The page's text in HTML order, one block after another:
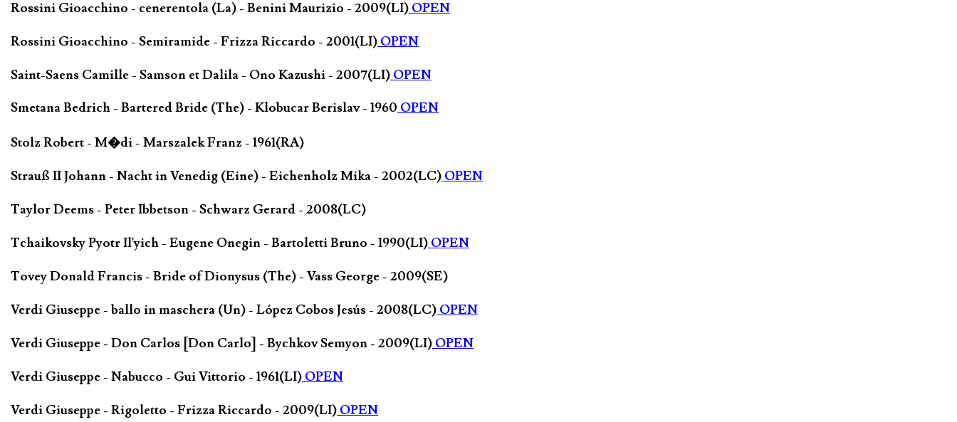
Rossini Gioacchino - cenerentola (La) - Benini Maurizio - 2009(LI) OPEN
Rossini Gioacchino - Semiramide - Frizza Riccardo - 2001(LI) OPEN
Saint-Saens Camille - Samson et Dalila - Ono Kazushi - 2007(LI) OPEN
Smetana Bedrich - Bartered Bride (The) - Klobucar Berislav - 1960 OPEN
Stolz Robert - M�di - Marszalek Franz - 1961(RA)
Strauß II Johann - Nacht in Venedig (Eine) - Eichenholz Mika - 2002(LC) OPEN
Taylor Deems - Peter Ibbetson - Schwarz Gerard - 2008(LC)
Tchaikovsky Pyotr Il'yich - Eugene Onegin - Bartoletti Bruno - 1990(LI) OPEN
Tovey Donald Francis - Bride of Dionysus (The) - Vass George - 2009(SE)
Verdi Giuseppe - ballo in maschera (Un) - López Cobos Jesús - 2008(LC) OPEN
Verdi Giuseppe - Don Carlos [Don Carlo] - Bychkov Semyon - 2009(LI) OPEN
Verdi Giuseppe - Nabucco - Gui Vittorio - 1961(LI) OPEN
Verdi Giuseppe - Rigoletto - Frizza Riccardo - 2009(LI) OPEN